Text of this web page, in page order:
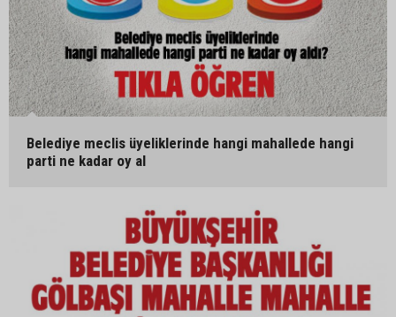
Belediye meclis üyeliklerinde hangi mahallede hangi
parti ne kadar oy al